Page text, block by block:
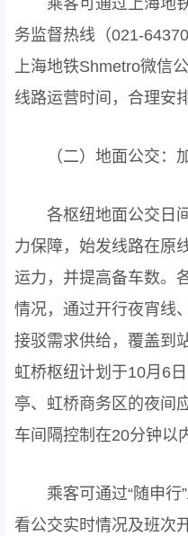
乘客可通过上海地铁
务监督热线（021-
上海地铁Shmetro微信
线路运营时间，合理安
（二）地面公交：加
各枢纽地面公交日间
力保障，始发线路在原
运力，并提高备车数。
情况，通过开行夜宵线
接驳需求供给，覆盖到
虹桥枢纽计划于10月6
亭、虹桥商务区的夜间
车间隔控制在20分钟以
乘客可通过“随申行
看公交实时情况及班次